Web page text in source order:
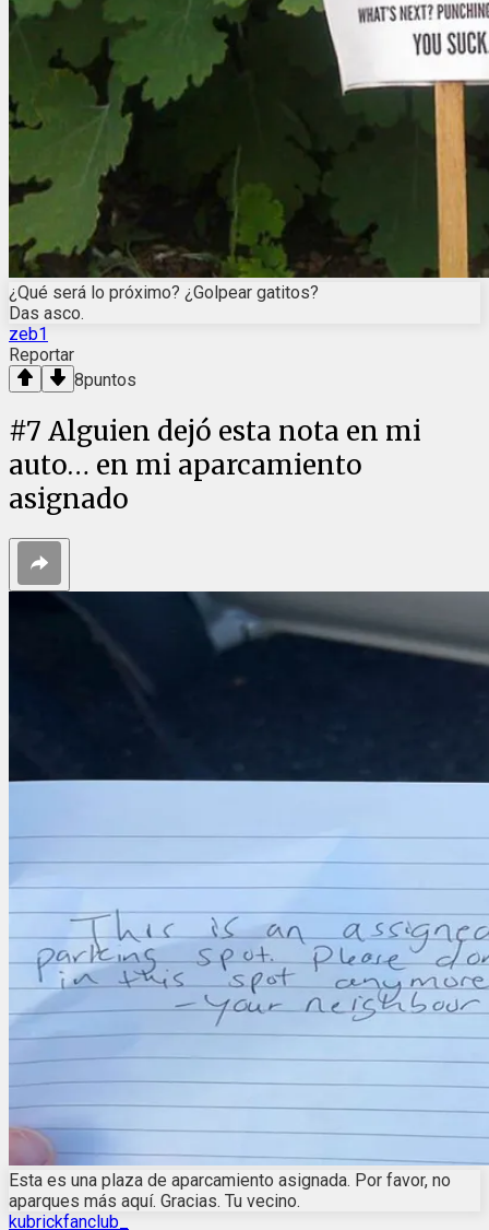
¿Qué será lo próximo? ¿Golpear gatitos?
Das asco.
zeb1
Reportar
8puntos
#7 Alguien dejó esta nota en mi
auto… en mi aparcamiento
asignado
Esta es una plaza de aparcamiento asignada. Por favor, no
aparques más aquí. Gracias. Tu vecino.
kubrickfanclub_